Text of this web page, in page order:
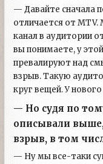
— Давайте сначала
отличается от
канал в аудитории
вы понимаете, у
превалируют над
взрыв. Такую
круг вещей. У
— Но судя по
описывали
взрыв, в том
— Ну мы все-таки